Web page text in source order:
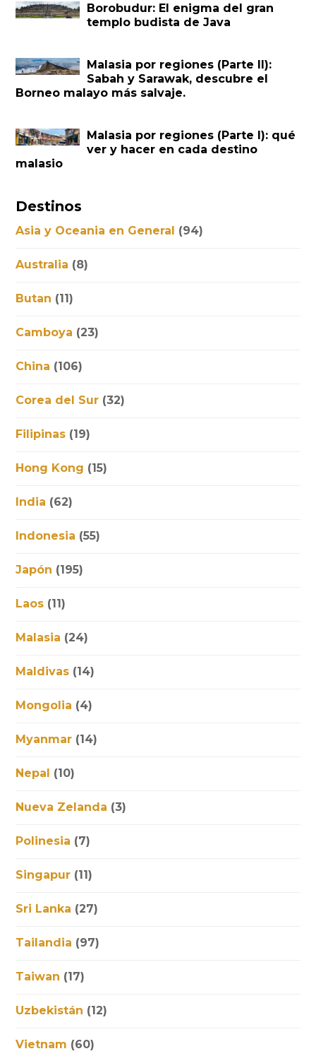
Borobudur: El enigma del gran
templo budista de Java
Malasia por regiones (Parte II):
Sabah y Sarawak, descubre el
Borneo malayo más salvaje.
Malasia por regiones (Parte I): qué
ver y hacer en cada destino
malasio
Destinos
Asia y Oceania en General (94)
Australia (8)
Butan (11)
Camboya (23)
China (106)
Corea del Sur (32)
Filipinas (19)
Hong Kong (15)
India (62)
Indonesia (55)
Japón (195)
Laos (11)
Malasia (24)
Maldivas (14)
Mongolia (4)
Myanmar (14)
Nepal (10)
Nueva Zelanda (3)
Polinesia (7)
Singapur (11)
Sri Lanka (27)
Tailandia (97)
Taiwan (17)
Uzbekistán (12)
Vietnam (60)